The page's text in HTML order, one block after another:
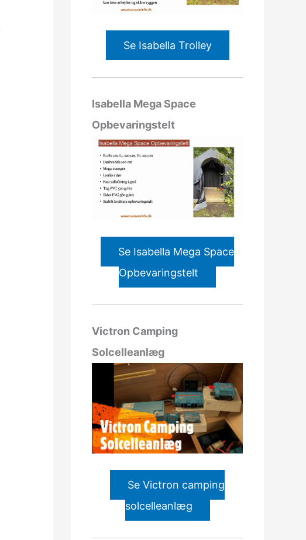
Se Isabella Trolley
Isabella Mega Space
Opbevaringstelt
Se Isabella Mega Space
Opbevaringstelt
Victron Camping
Solcelleanlæg
Se Victron camping
solcelleanlæg